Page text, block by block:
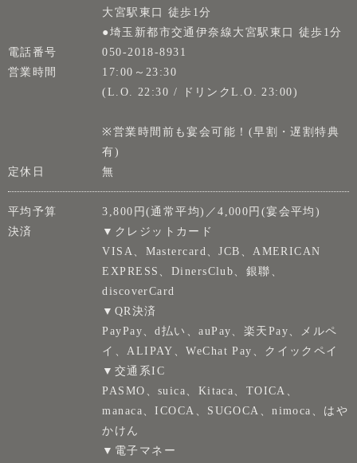
大宮駅東口 徒歩1分
●埼玉新都市交通伊奈線大宮駅東口 徒歩1分
電話番号
050-2018-8931
営業時間
17:00～23:30
(L.O. 22:30 / ドリンクL.O. 23:00)
※営業時間前も宴会可能！(早割・遅割特典
有)
定休日
無
平均予算
3,800円(通常平均)／4,000円(宴会平均)
決済
▼クレジットカード
VISA、Mastercard、JCB、AMERICAN
EXPRESS、DinersClub、銀聯、
discoverCard
▼QR決済
PayPay、d払い、auPay、楽天Pay、メルペ
イ、ALIPAY、WeChat Pay、クイックペイ
▼交通系IC
PASMO、suica、Kitaca、TOICA、
manaca、ICOCA、SUGOCA、nimoca、はや
かけん
▼電子マネー